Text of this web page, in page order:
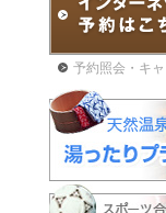
予約照会・キ